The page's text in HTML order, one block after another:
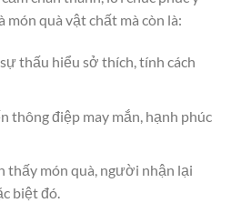
món quà vật chất mà còn là:
thấu hiểu sở thích, tính cách
thông điệp may mắn, hạnh phúc
thấy món quà, người nhận lại
biệt đó.